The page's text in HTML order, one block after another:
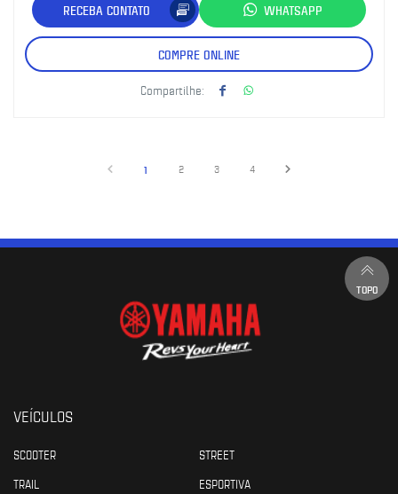
RECEBA CONTATO WHATSAPP
COMPRE ONLINE
Compartilhe:
1 2 3 4
TOPO
VEÍCULOS
SCOOTER
STREET
TRAIL
ESPORTIVA